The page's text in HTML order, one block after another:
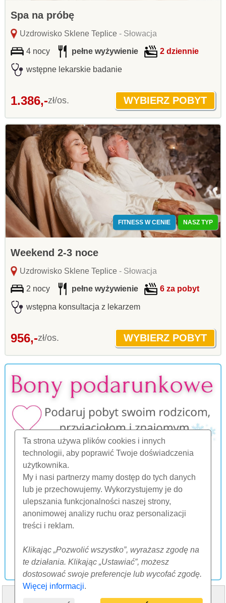
Ta strona używa plików cookies i innych
technologii, aby poprawić Twoje doświadczenia
użytkownika.
My i nasi partnerzy mamy dostęp do tych danych
lub je przechowujemy. Wykorzystujemy je do
ulepszania funkcjonalności naszej strony,
anonimowej analizy ruchu oraz personalizacji
treści i reklam.
Klikając „Pozwolić wszystko”, wyrażasz zgodę na
te działania. Klikając „Ustawiać”, możesz
dostosować swoje preferencje lub wycofać zgodę.
Więcej informacji.
Spa na próbę
Uzdrowisko Sklene Teplice- Słowacja
4 nocy pełne wyżywienie 2 dziennie
wstępne lekarskie badanie
1.386,-zł/os.
FITNESS W CENIE NASZ TYP
Weekend 2-3 noce
Uzdrowisko Sklene Teplice- Słowacja
2 nocy pełne wyżywienie 6 za pobyt
wstępna konsultacja z lekarzem
956,-zł/os.